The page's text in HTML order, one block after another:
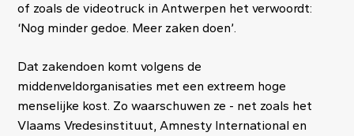
of zoals de videotruck in Antwerpen het verwoordt:
‘Nog minder gedoe. Meer zaken doen’.
Dat zakendoen komt volgens de
middenveldorganisaties met een extreem hoge
menselijke kost. Zo waarschuwen ze - net zoals het
Vlaams Vredesinstituut, Amnesty International en